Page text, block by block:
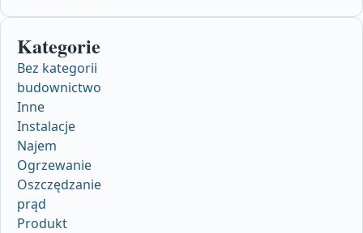
Kategorie
Bez kategorii
budownictwo
Inne
Instalacje
Najem
Ogrzewanie
Oszczędzanie
prąd
Produkt